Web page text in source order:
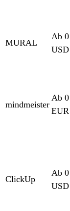
MURAL
Ab 0
USD
mindmeister
Ab 0
EUR
ClickUp
Ab 0
USD